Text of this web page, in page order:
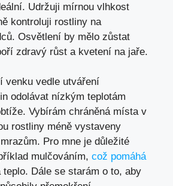
Udržuji mírnou vlhkost
kontroluji rostliny na
Osvětlení by mělo zůstat
zdravý růst a kvetení na jaře.
venku vedle utváření
odolávat nízkým teplotám
Vybírám chráněná místa v
rostliny méně vystaveny
Pro mne je důležité
mulčováním, což pomáhá
teplo. Dále se starám o to, aby